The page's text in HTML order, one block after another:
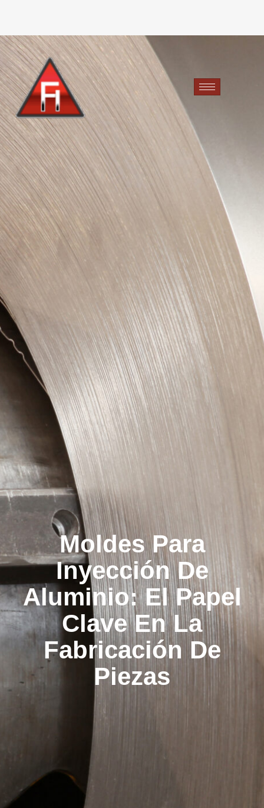
Moldes Para
Inyección De
Aluminio: El Papel
Clave En La
Fabricación De
Piezas